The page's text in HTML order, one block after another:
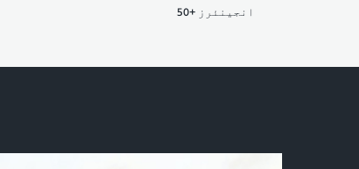
ڈسپلے ٹکنالوجی اور امیج پروسیسنگ ٹیکنالوجی
50+ انجینئرز